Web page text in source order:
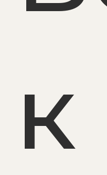
к